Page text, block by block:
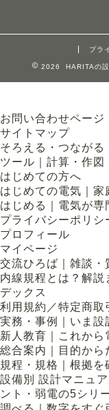
プラ
2026 HARITAの設
お問い合わせページ
サイトマップ
そろえる・つながる
ツール｜計算・作図
はじめての方へ
はじめての電気｜家
はじめる｜電気が専
プライバシーポリシ
プロフィール
マイページ
交流ひろば｜雑談・
内線規程とは？解
デックス
利用規約／特定商取
実務・事例｜いま設
新人教育｜これから
総合案内｜目的から
規程・規格｜根拠を
設備別 設計マニュ
ント・弱電の5シリ